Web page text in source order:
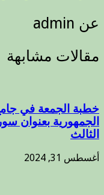
عن admin
مقالات مشابهة
خطبة الجمعة في
الجمهورية بعنوان
الثالث
أغسطس 31, 2024